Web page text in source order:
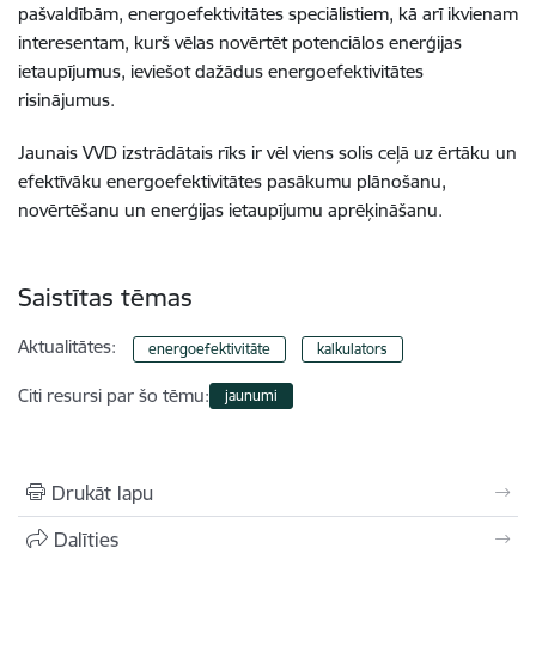
pašvaldībām, energoefektivitātes speciālistiem, kā arī ikvienam
interesentam, kurš vēlas novērtēt potenciālos enerģijas
ietaupījumus, ieviešot dažādus energoefektivitātes
risinājumus.
Jaunais VVD izstrādātais rīks ir vēl viens solis ceļā uz ērtāku un
efektīvāku energoefektivitātes pasākumu plānošanu,
novērtēšanu un enerģijas ietaupījumu aprēķināšanu.
Saistītas tēmas
Aktualitātes: energoefektivitāte kalkulators
Citi resursi par šo tēmu: jaunumi
Drukāt lapu
Dalīties